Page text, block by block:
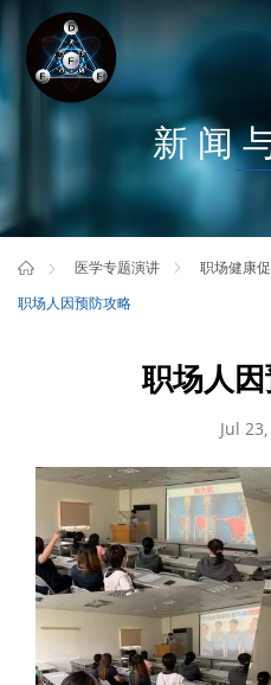
新闻
医学专题演讲
职场健康
职场人因预防攻略
职场人
Jul